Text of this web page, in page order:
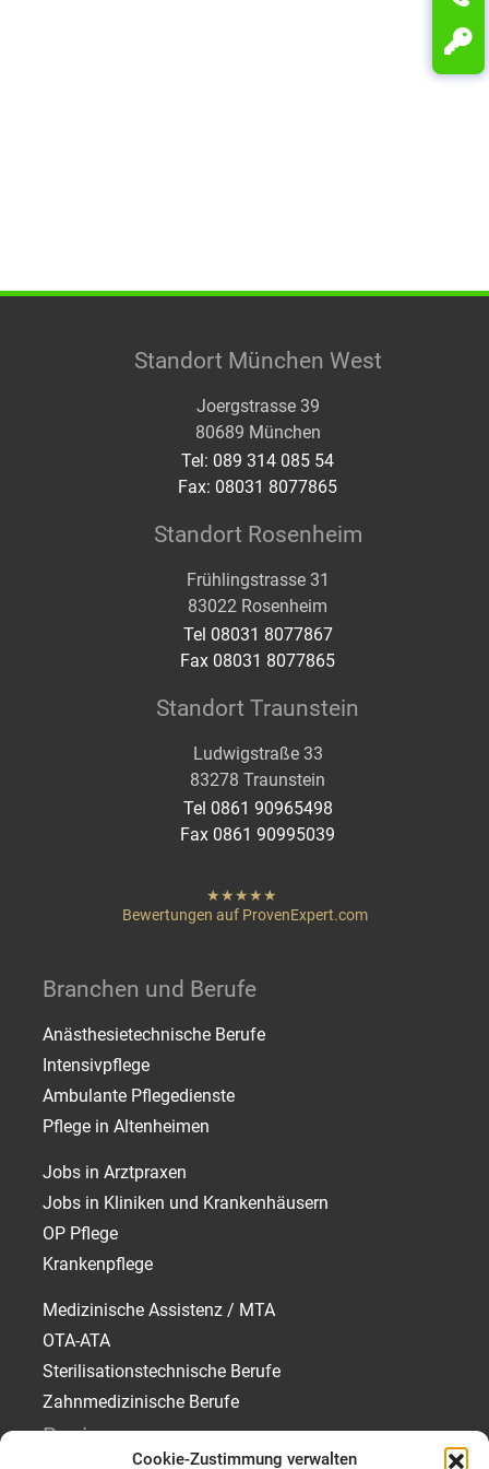
Cookie-Zustimmung verwalten
Standort München West
Joergstrasse 39
80689 München
Tel: 089 314 085 54
Fax: 08031 8077865
Standort Rosenheim
Frühlingstrasse 31
83022 Rosenheim
Tel 08031 8077867
Fax 08031 8077865
Standort Traunstein
Ludwigstraße 33
83278 Traunstein
Tel 0861 90965498
Fax 0861 90995039
hat "von
Bewertungen auf ProvenExpert.com
Branchen und Berufe
Anästhesietechnische Berufe
Intensivpflege
Ambulante Pflegedienste
Pflege in Altenheimen
Jobs in Arztpraxen
Jobs in Kliniken und Krankenhäusern
OP Pflege
Krankenpflege
Medizinische Assistenz / MTA
OTA-ATA
Sterilisationstechnische Berufe
Zahnmedizinische Berufe
Regionen